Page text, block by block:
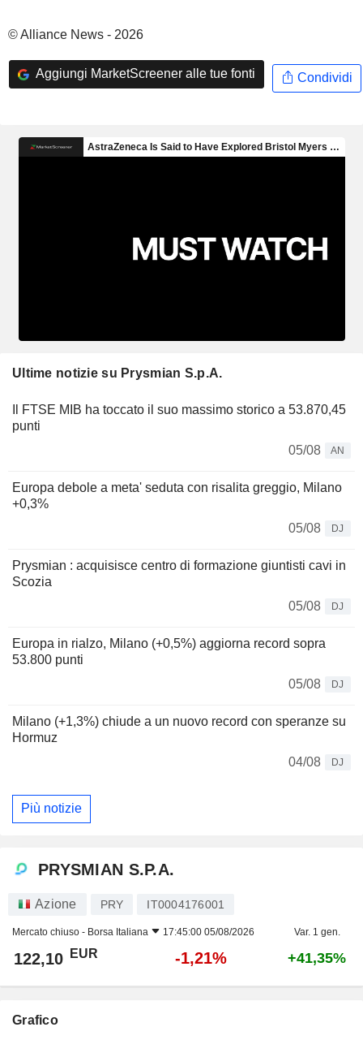
© Alliance News - 2026
Aggiungi MarketScreener alle tue fonti Condividi
Ultime notizie su Prysmian S.p.A.
Il FTSE MIB ha toccato il suo massimo storico a 53.870,45
punti
05/08
AN
Europa debole a meta' seduta con risalita greggio, Milano
+0,3%
05/08
DJ
Prysmian : acquisisce centro di formazione giuntisti cavi in
Scozia
05/08
DJ
Europa in rialzo, Milano (+0,5%) aggiorna record sopra
53.800 punti
05/08
DJ
Milano (+1,3%) chiude a un nuovo record con speranze su
Hormuz
04/08
DJ
Più notizie
PRYSMIAN S.P.A.
Azione PRY IT0004176001
Mercato chiuso - Borsa Italiana 17:45:00 05/08/2026 Var. 1 gen.
122,10 EUR -1,21% +41,35%
Grafico